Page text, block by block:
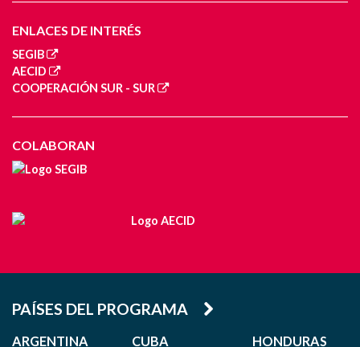
ENLACES DE INTERÉS
SEGIB
AECID
COOPERACIÓN SUR - SUR
COLABORAN
PAÍSES DEL PROGRAMA
ARGENTINA CUBA HONDURAS